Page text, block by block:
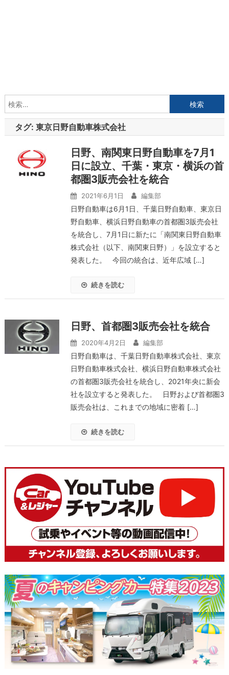
索:
タグ: 東京日野自動車株式会社
日野、南関東日野自動車を7月1
日に設立、千葉・東京・横浜の首
都圏3販売会社を統合
2021年6月1日 編集部
日野自動車は6月1日、千葉日野自動車、東京日
野自動車、横浜日野自動車の首都圏3販売会社
を統合し、7月1日に新たに「南関東日野自動車
株式会社（以下、南関東日野）」を設立すると
発表した。 今回の統合は、近年広域 […]
続きを読む
日野、首都圏3販売会社を統合
2020年4月2日 編集部
日野自動車は、千葉日野自動車株式会社、東京
日野自動車株式会社、横浜日野自動車株式会社
の首都圏3販売会社を統合し、2021年央に新会
社を設立すると発表した。 日野および首都圏3
販売会社は、これまでの地域に密着 […]
続きを読む